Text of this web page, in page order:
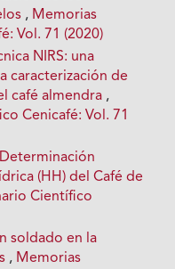
, Memorias
Vol. 71 (2020)
NIRS: una
caracterización de
café almendra ,
Cenicafé: Vol. 71
Determinación
(HH) del Café de
Científico
soldado en la
, Memorias